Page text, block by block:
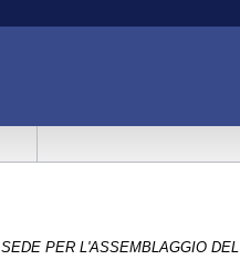
PER L'ASSEMBLAGGIO DEL